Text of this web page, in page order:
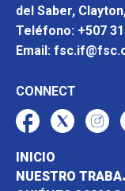
del Saber,
Teléfono: +507
Email:
CONNECT
INICIO
NUESTRO